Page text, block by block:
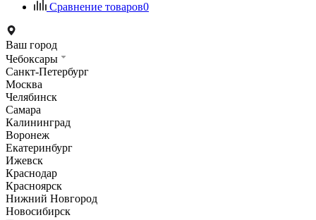
Сравнение товаров0
Ваш город
Чебоксары
Санкт-Петербург
Москва
Челябинск
Самара
Калининград
Воронеж
Екатеринбург
Ижевск
Краснодар
Красноярск
Нижний Новгород
Новосибирск